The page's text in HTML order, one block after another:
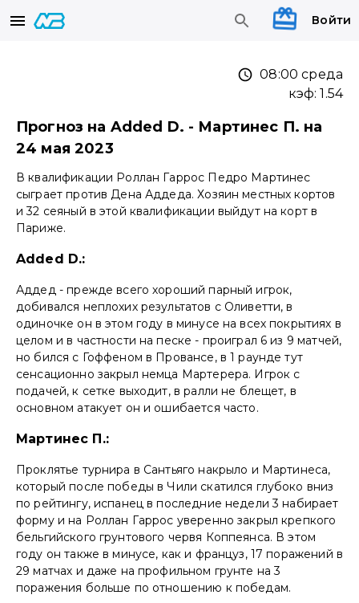
Войти
08:00 среда
кэф:1.54
Прогноз на Added D. - Мартинес П. на
24 мая 2023
В квалификации Роллан Гаррос Педро Мартинес
сыграет против Дена Аддеда. Хозяин местных кортов
и 32 сеяный в этой квалификации выйдут на корт в
Париже.
Added D.:
Аддед - прежде всего хороший парный игрок,
добивался неплохих результатов с Оливетти, в
одиночке он в этом году в минусе на всех покрытиях в
целом и в частности на песке - проиграл 6 из 9 матчей,
но бился с Гоффеном в Провансе, в 1 раунде тут
сенсационно закрыл немца Мартерера. Игрок с
подачей, к сетке выходит, в ралли не блещет, в
основном атакует он и ошибается часто.
Мартинес П.:
Проклятье турнира в Сантьяго накрыло и Мартинеса,
который после победы в Чили скатился глубоко вниз
по рейтингу, испанец в последние недели 3 набирает
форму и на Роллан Гаррос уверенно закрыл крепкого
бельгийского грунтового червя Коппеянса. В этом
году он также в минусе, как и француз, 17 поражений в
29 матчах и даже на профильном грунте на 3
поражения больше по отношению к победам.